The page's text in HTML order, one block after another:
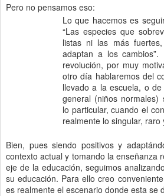
Pero no pensamos eso:
Lo que hacemos es
“Las especies que
listas ni las más
adaptan a los
revolución, por muy
otro día hablaremos del
llevado a la escuela, o
general (niños normales)
lo particular, cuando el
realmente lo singular, raro
Bien, pues siendo positivos y
contexto actual y tomando la enseñanza
eje de la educación, seguimos
su educación. Para ello creo
es realmente el escenario donde esta se